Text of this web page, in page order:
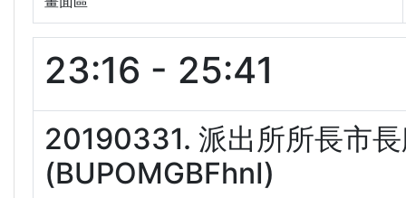
23:16 - 25:41
20190331. 派出所所長市
(BUPOMGBFhnI)